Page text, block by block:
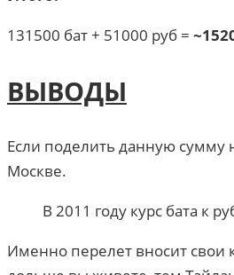
131500 бат + 51000 руб =
ВЫВОДЫ
Если поделить данную сумму
Москве.
В 2011 году курс бата к
Именно перелет вносит свои